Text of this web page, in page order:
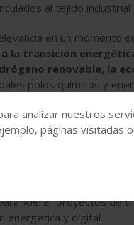
al tejido industrial
en un momento
la transición
renovable, la
polos químicos y
que afronta la
es casual
química,
operativa y la
liderar proyectos de
energética y digital.
analizar nuestros
páginas